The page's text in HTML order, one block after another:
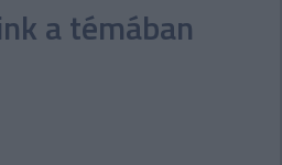
a témában